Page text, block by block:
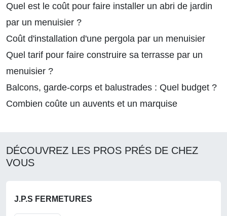
Quel est le coût pour faire installer un abri de jardin
par un menuisier ?
Coût d'installation d'une pergola par un menuisier
Quel tarif pour faire construire sa terrasse par un
menuisier ?
Balcons, garde-corps et balustrades : Quel budget ?
Combien coûte un auvents et un marquise
DÉCOUVREZ LES PROS PRÉS DE CHEZ
VOUS
J.P.S FERMETURES